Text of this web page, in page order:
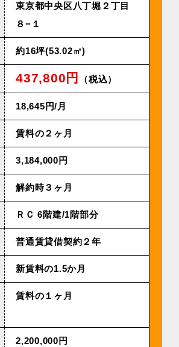
東京都中央区八丁堀２丁目
８−１
約16坪(53.02㎡)
437,800円 （税込）
18,645円/⽉
賃料の２ヶ月
3,184,000円
解約時３ヶ月
ＲＣ 6階建/1階部分
普通賃貸借契約２年
新賃料の1.5か月
賃料の１ヶ月
2,200,000円